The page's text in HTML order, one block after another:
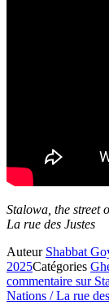
Stalowa, the street
La rue des Justes
Auteur Shabbat
2025Catégories
commentaire sur
Nations / La rue